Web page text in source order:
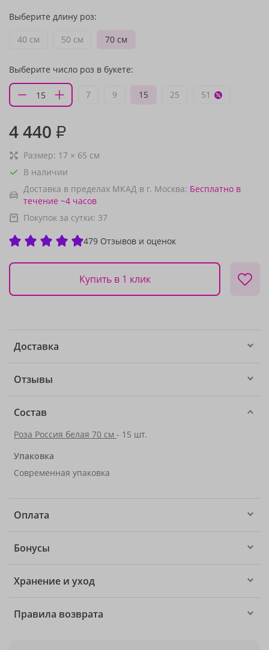
Выберите длину роз:
40 см
50 см 70 см
Выберите число роз в букете:
7 9 15 25 51
4 440 ₽
Размер: 17 × 65 см
В наличии
Доставка в пределах МКАД в г. Москва: Бесплатно в
течение ~4 часов
Покупок за сутки: 37
479 Отзывов и оценок
Купить в 1 клик
Доставка
Отзывы
Состав
Роза Россия белая 70 см - 15 шт.
Упаковка
Современная упаковка
Оплата
Бонусы
Хранение и уход
Правила возврата